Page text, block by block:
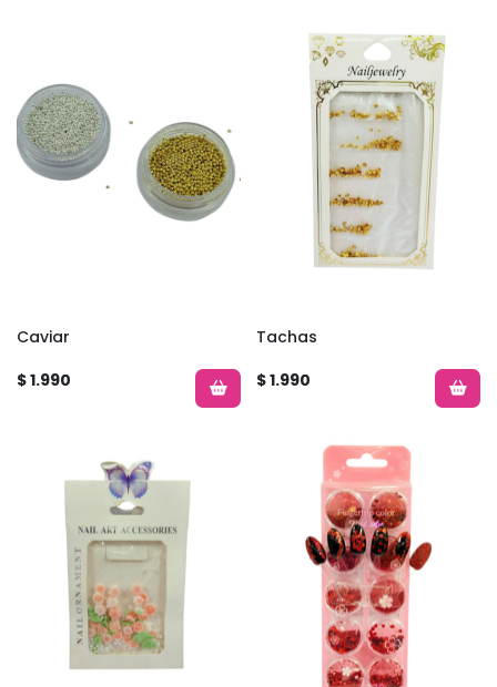
Caviar
$ 1.990
Tachas
$ 1.990